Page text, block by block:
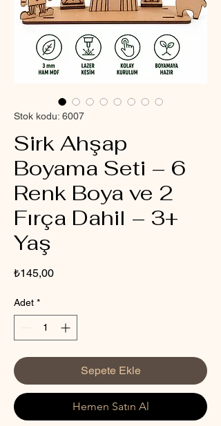
Stok kodu: 6007
Sirk Ahşap
Boyama Seti – 6
Renk Boya ve 2
Fırça Dahil – 3+
Yaş
₺145,00Fiyat
Adet *
Sepete Ekle
Hemen Satın Al